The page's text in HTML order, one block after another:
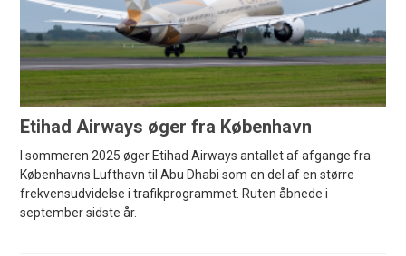
Etihad Airways øger fra København
I sommeren 2025 øger Etihad Airways antallet af afgange fra
Københavns Lufthavn til Abu Dhabi som en del af en større
frekvensudvidelse i trafikprogrammet. Ruten åbnede i
september sidste år.